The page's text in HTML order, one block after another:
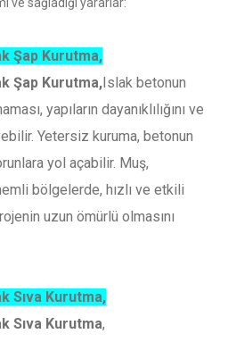
Şap Kurutma,
Şap Kurutma,Islak betonun
yapıların dayanıklılığını ve
Yetersiz kuruma, betonun
yol açabilir. Muş,
bölgelerde, hızlı ve etkili
uzun ömürlü olmasını
Sıva Kurutma,
Sıva Kurutma,